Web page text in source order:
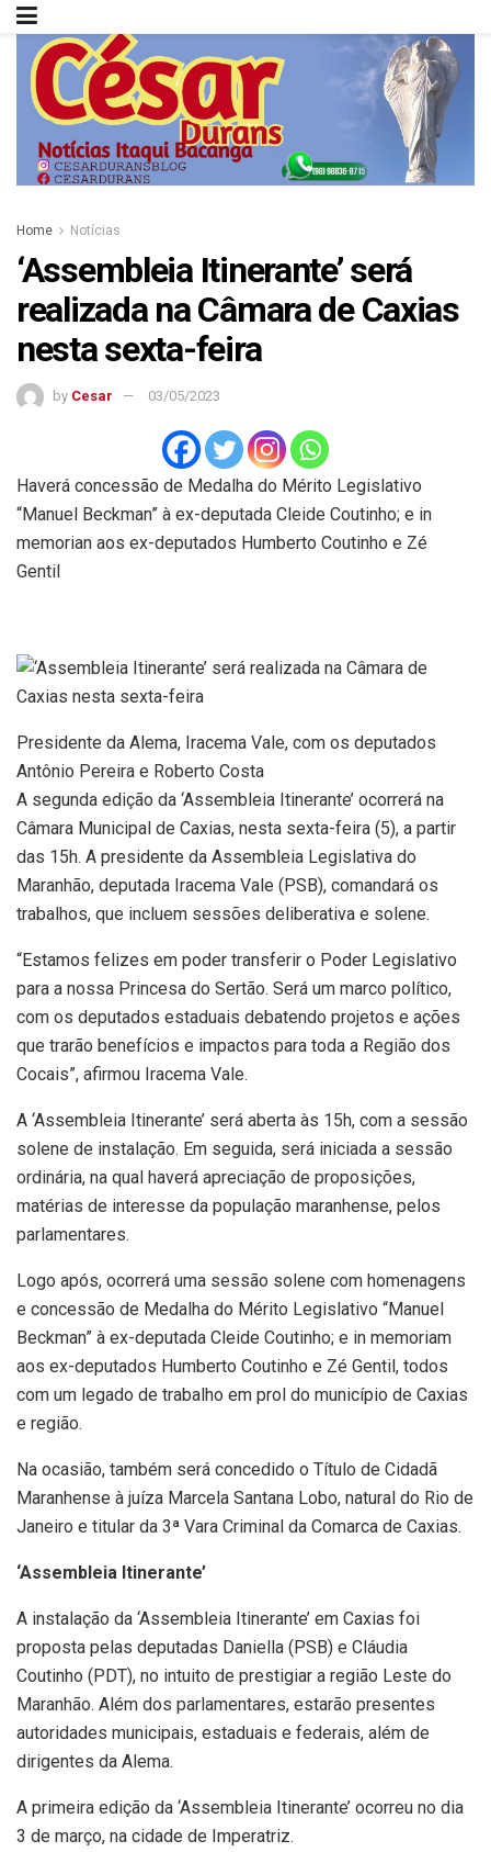
Home Notícias
‘Assembleia Itinerante’ será
realizada na Câmara de Caxias
nesta sexta-feira
by Cesar 03/05/2023
Haverá concessão de Medalha do Mérito Legislativo
“Manuel Beckman” à ex-deputada Cleide Coutinho; e in
memorian aos ex-deputados Humberto Coutinho e Zé
Gentil
Presidente da Alema, Iracema Vale, com os deputados
Antônio Pereira e Roberto Costa
A segunda edição da ‘Assembleia Itinerante’ ocorrerá na
Câmara Municipal de Caxias, nesta sexta-feira (5), a partir
das 15h. A presidente da Assembleia Legislativa do
Maranhão, deputada Iracema Vale (PSB), comandará os
trabalhos, que incluem sessões deliberativa e solene.
“Estamos felizes em poder transferir o Poder Legislativo
para a nossa Princesa do Sertão. Será um marco político,
com os deputados estaduais debatendo projetos e ações
que trarão benefícios e impactos para toda a Região dos
Cocais”, afirmou Iracema Vale.
A ‘Assembleia Itinerante’ será aberta às 15h, com a sessão
solene de instalação. Em seguida, será iniciada a sessão
ordinária, na qual haverá apreciação de proposições,
matérias de interesse da população maranhense, pelos
parlamentares.
Logo após, ocorrerá uma sessão solene com homenagens
e concessão de Medalha do Mérito Legislativo “Manuel
Beckman” à ex-deputada Cleide Coutinho; e in memoriam
aos ex-deputados Humberto Coutinho e Zé Gentil, todos
com um legado de trabalho em prol do município de Caxias
e região.
Na ocasião, também será concedido o Título de Cidadã
Maranhense à juíza Marcela Santana Lobo, natural do Rio de
Janeiro e titular da 3ª Vara Criminal da Comarca de Caxias.
‘Assembleia Itinerante’
A instalação da ‘Assembleia Itinerante’ em Caxias foi
proposta pelas deputadas Daniella (PSB) e Cláudia
Coutinho (PDT), no intuito de prestigiar a região Leste do
Maranhão. Além dos parlamentares, estarão presentes
autoridades municipais, estaduais e federais, além de
dirigentes da Alema.
A primeira edição da ‘Assembleia Itinerante’ ocorreu no dia
3 de março, na cidade de Imperatriz.